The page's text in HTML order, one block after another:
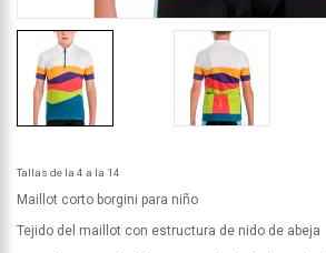
Tallas de la 4 a la 14
Maillot corto borgini para niño
Tejido del maillot con estructura de nido de abeja